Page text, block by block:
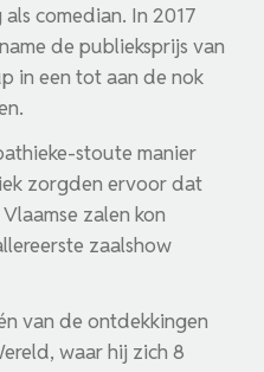
comedian. In 2017
de publieksprijs van
in een tot aan de nok
stoute manier
zorgden ervoor dat
zalen kon
zaalshow
van de ontdekkingen
waar hij zich 8